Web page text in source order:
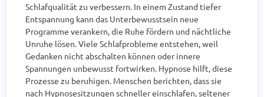
Schlafqualität zu verbessern. In einem Zustand tiefer
Entspannung kann das Unterbewusstsein neue
Programme verankern, die Ruhe fördern und nächtliche
Unruhe lösen. Viele Schlafprobleme entstehen, weil
Gedanken nicht abschalten können oder innere
Spannungen unbewusst fortwirken. Hypnose hilft, diese
Prozesse zu beruhigen. Menschen berichten, dass sie
nach Hypnosesitzungen schneller einschlafen, seltener